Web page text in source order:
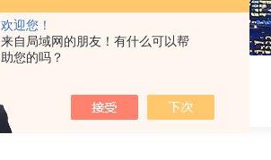
欢迎您！
来自局域网的朋友！有什么可以帮
助您的吗？